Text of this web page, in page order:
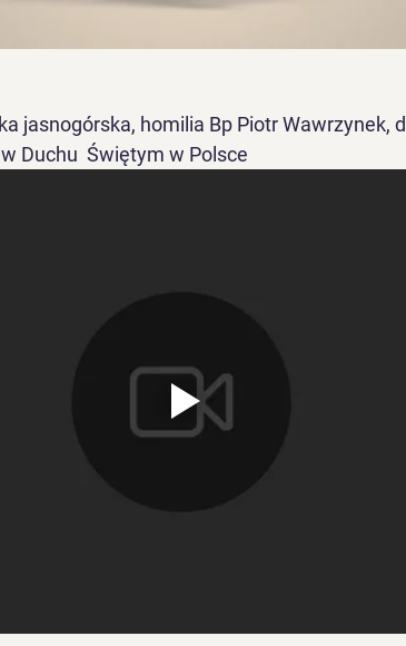
jasnogórska, homilia Bp Piotr Wawrzynek,
Duchu  Świętym w Polsce